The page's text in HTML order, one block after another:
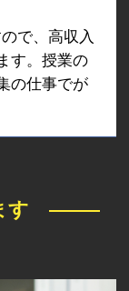
で、高収入
す。授業の
の仕事でが
す